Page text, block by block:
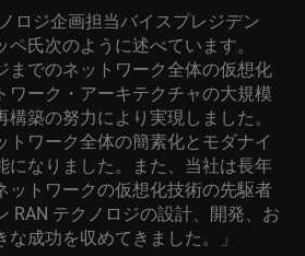
ロジ企画担当バイスプレジデン
ペ氏次のように述べています。
までのネットワーク全体の仮想化
ワーク・アーキテクチャの大規模
築の努力により実現しました。
トワーク全体の簡素化とモダナイ
になりました。また、当社は長年
ットワークの仮想化技術の先駆者
RAN テクノロジの設計、開発、お
な成功を収めてきました。」